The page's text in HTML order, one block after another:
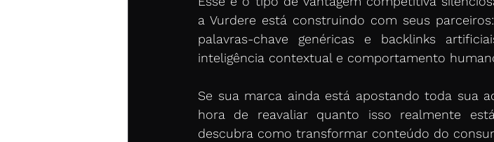
a Vurdere está construindo com seus
palavras-chave genéricas e backlinks
inteligência contextual e comportamento
Se sua marca ainda está apostando toda sua
hora de reavaliar quanto isso realmente
descubra como transformar conteúdo do